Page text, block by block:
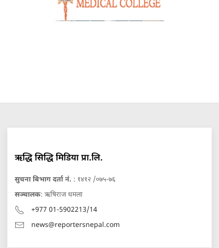
ऋद्धि सिद्धि मिडिया प्रा.लि.
सुचना बिभाग दर्ता नं. : १४१२ /०७५-७६
सञ्चालक: ऋषिराज धमला
+977 01-5902213/14
news@reportersnepal.com